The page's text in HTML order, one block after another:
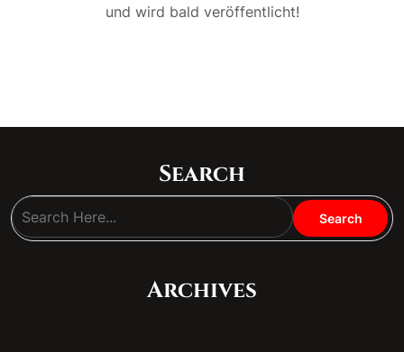
und wird bald veröffentlicht!
Search
Archives